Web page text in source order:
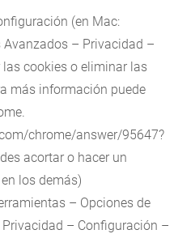
(en Mac:
Avanzados – Privacidad –
cookies o eliminar las
más información puede
chrome/answer/95647?
acortar o hacer un
los demás)
– Opciones de
– Configuración –